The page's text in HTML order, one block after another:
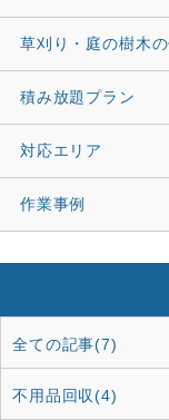
草刈り・庭の樹木
積み放題プラン
対応エリア
作業事例
全ての記事(7)
不用品回収(4)